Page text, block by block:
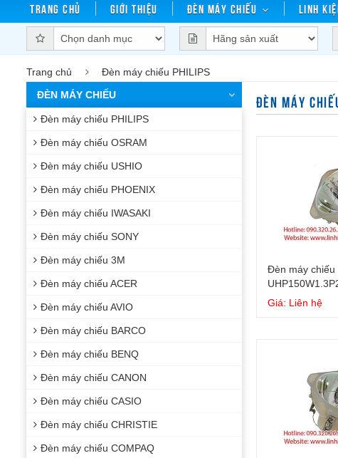
Trang chủ Giới thiệu Đèn máy chiếu Linh
Trang chủ Đèn máy chiếu PHILIPS
ĐÈN MÁY
Đèn máy chiếu
Giá: Liên hệ
ĐÈN MÁY CHIẾU
Đèn máy chiếu PHILIPS
Đèn máy chiếu OSRAM
Đèn máy chiếu USHIO
Đèn máy chiếu PHOENIX
Đèn máy chiếu IWASAKI
Đèn máy chiếu SONY
Đèn máy chiếu 3M
Đèn máy chiếu ACER
Đèn máy chiếu AVIO
Đèn máy chiếu BARCO
Đèn máy chiếu BENQ
Đèn máy chiếu CANON
Đèn máy chiếu CASIO
Đèn máy chiếu CHRISTIE
Đèn máy chiếu COMPAQ